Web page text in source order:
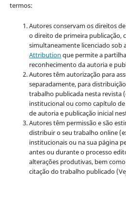
termos:
Autores conservam os direitos
o direito de primeira publicação,
simultaneamente licenciado sob
Attribution que permite a
reconhecimento da autoria e
Autores têm autorização para
separadamente, para
trabalho publicada nesta revista
institucional ou como capítulo
de autoria e publicação inicial
Autores têm permissão e são
distribuir o seu trabalho online
institucionais ou na sua página
antes ou durante o processo
alterações produtivas, bem
citação do trabalho publicado